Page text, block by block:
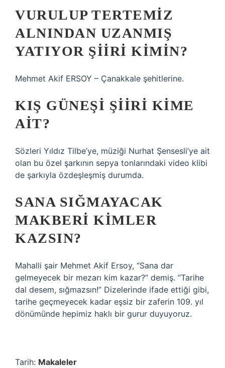
VURULUP TERTEMIZ
ALNINDAN UZANMIŞ
YATIYOR ŞIIRI KIMIN?
Mehmet Akif ERSOY – Çanakkale şehitlerine.
KIŞ GÜNEŞI ŞIIRI KIME
AIT?
Sözleri Yıldız Tilbe’ye, müziği Nurhat Şensesli’ye ait
olan bu özel şarkının sepya tonlarındaki video klibi
de şarkıyla özdeşleşmiş durumda.
SANA SIĞMAYACAK
MAKBERI KIMLER
KAZSIN?
Mahalli şair Mehmet Akif Ersoy, “Sana dar
gelmeyecek bir mezarı kim kazar?” demiş. “Tarihe
dal desem, sığmazsın!” Dizelerinde ifade ettiği gibi,
tarihe geçmeyecek kadar eşsiz bir zaferin 109. yıl
dönümünde hepimiz haklı bir gurur duyuyoruz.
Tarih: Makaleler